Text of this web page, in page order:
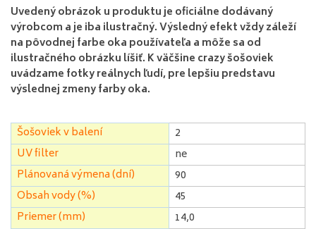
Uvedený obrázok u produktu je oficiálne dodávaný
výrobcom a je iba ilustračný. Výsledný efekt vždy záleží
na pôvodnej farbe oka používateľa a môže sa od
ilustračného obrázku líšiť. K väčšine crazy šošoviek
uvádzame fotky reálnych ľudí, pre lepšiu predstavu
výslednej zmeny farby oka.
Šošoviek v balení
2
UV filter
ne
Plánovaná výmena (dní)
90
Obsah vody (%)
45
Priemer (mm)
14,0